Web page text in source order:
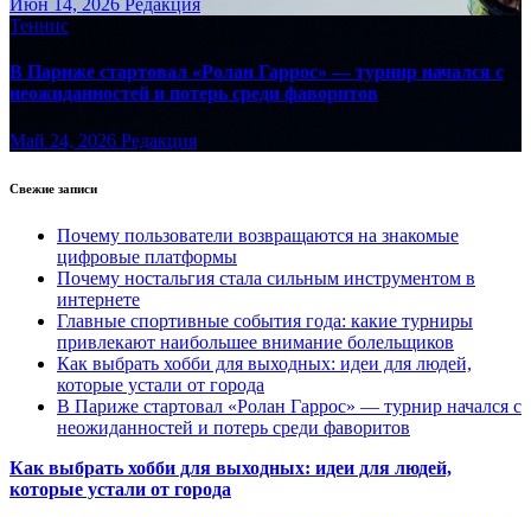
Июн 14, 2026 Редакция
Теннис
В Париже стартовал «Ролан Гаррос» — турнир начался с
неожиданностей и потерь среди фаворитов
Май 24, 2026 Редакция
Свежие записи
Почему пользователи возвращаются на знакомые
цифровые платформы
Почему ностальгия стала сильным инструментом в
интернете
Главные спортивные события года: какие турниры
привлекают наибольшее внимание болельщиков
Как выбрать хобби для выходных: идеи для людей,
которые устали от города
В Париже стартовал «Ролан Гаррос» — турнир начался с
неожиданностей и потерь среди фаворитов
Как выбрать хобби для выходных: идеи для людей,
которые устали от города